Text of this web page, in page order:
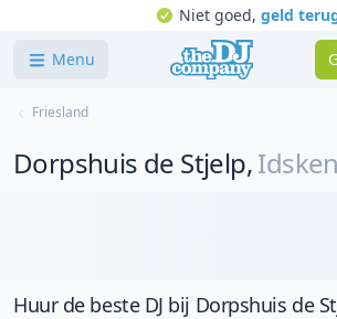
Niet goed, geld
Menu
Friesland
Dorpshuis de Stjelp,
Huur de beste DJ bij Dorpshuis de